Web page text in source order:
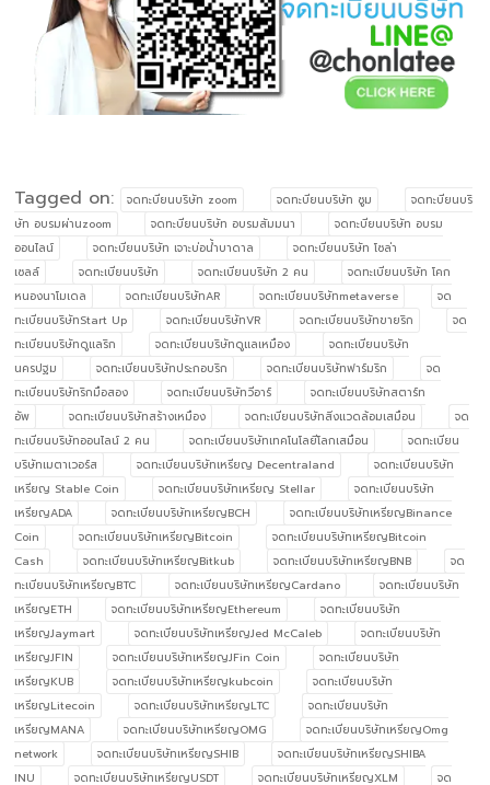
Tagged on: จดทะบียนบริษัท zoom จดทะบียนบริษัท ซูม
จดทะบียนบริ
ษัท อบรมผ่านzoom
จดทะบียนบริษัท อบรมสัมมนา
จดทะบียนบริษัท อบรม
ออนไลน์
จดทะบียนบริษัท เจาะบ่อน้ำบาดาล
จดทะบียนบริษัท โซล่า
เซลล์
จดทะเบียนบริษัท จดทะเบียนบริษัท 2 คน
จดทะเบียนบริษัท โคก
หนองนาโมเดล
จดทะเบียนบริษัทAR จดทะเบียนบริษัทmetaverse
จด
ทะเบียนบริษัทStart Up
จดทะเบียนบริษัทVR จดทะเบียนบริษัทขายริก
จด
ทะเบียนบริษัทดูแลริก
จดทะเบียนบริษัทดูแลเหมือง
จดทะเบียนบริษัท
นครปฐม
จดทะเบียนบริษัทประกอบริก จดทะเบียนบริษัทฟาร์มริก
จด
ทะเบียนบริษัทริกมือสอง
จดทะเบียนบริษัทวีอาร์
จดทะเบียนบริษัทสตาร์ท
อัพ
จดทะเบียนบริษัทสร้างเหมือง จดทะเบียนบริษัทสิ่งแวดล้อมเสมือน
จด
ทะเบียนบริษัทออนไลน์ 2 คน
จดทะเบียนบริษัทเทคโนโลยีโลกเสมือน
จดทะเบียน
บริษัทเมตาเวอร์ส
จดทะเบียนบริษัทเหรียญ Decentraland
จดทะเบียนบริษัท
เหรียญ Stable Coin
จดทะเบียนบริษัทเหรียญ Stellar
จดทะเบียนบริษัท
เหรียญADA
จดทะเบียนบริษัทเหรียญBCH
จดทะเบียนบริษัทเหรียญBinance
Coin
จดทะเบียนบริษัทเหรียญBitcoin
จดทะเบียนบริษัทเหรียญBitcoin
Cash
จดทะเบียนบริษัทเหรียญBitkub จดทะเบียนบริษัทเหรียญBNB
จด
ทะเบียนบริษัทเหรียญBTC
จดทะเบียนบริษัทเหรียญCardano
จดทะเบียนบริษัท
เหรียญETH
จดทะเบียนบริษัทเหรียญEthereum
จดทะเบียนบริษัท
เหรียญJaymart
จดทะเบียนบริษัทเหรียญJed McCaleb
จดทะเบียนบริษัท
เหรียญJFIN
จดทะเบียนบริษัทเหรียญJFin Coin
จดทะเบียนบริษัท
เหรียญKUB
จดทะเบียนบริษัทเหรียญkubcoin
จดทะเบียนบริษัท
เหรียญLitecoin
จดทะเบียนบริษัทเหรียญLTC
จดทะเบียนบริษัท
เหรียญMANA
จดทะเบียนบริษัทเหรียญOMG
จดทะเบียนบริษัทเหรียญOmg
network
จดทะเบียนบริษัทเหรียญSHIB
จดทะเบียนบริษัทเหรียญSHIBA
INU
จดทะเบียนบริษัทเหรียญUSDT จดทะเบียนบริษัทเหรียญXLM จด